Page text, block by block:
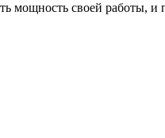
мощность своей работы, и